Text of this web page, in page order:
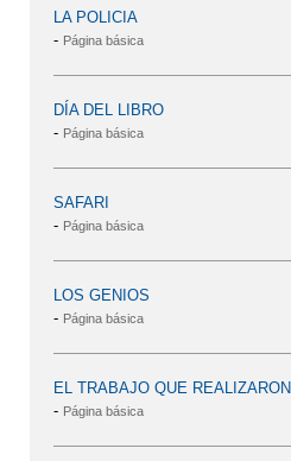
LA POLICIA
- Página básica
DÍA DEL LIBRO
- Página básica
SAFARI
- Página básica
LOS GENIOS
- Página básica
EL TRABAJO QUE REALIZARON
- Página básica